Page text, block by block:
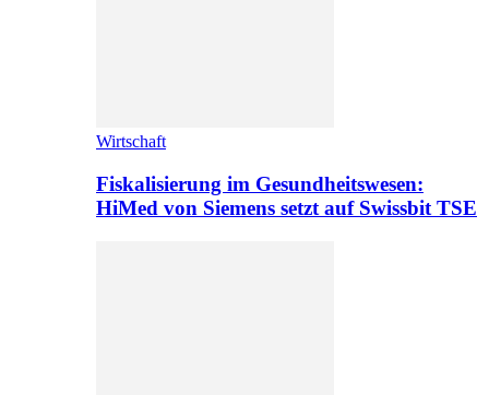
Wirtschaft
Fiskalisierung im Gesundheitswesen:
HiMed von Siemens setzt auf Swissbit TSE